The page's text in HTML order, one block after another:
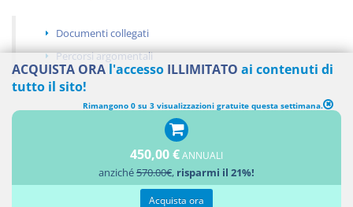
Documenti collegati
Percorsi argomentali
ACQUISTA ORA l'accesso ILLIMITATO ai contenuti di
tutto il sito!
Rimangono 0 su 3 visualizzazioni gratuite questa settimana.
450,00 €ANNUALI
anziché570.00€, risparmi il 21%!
Acquista ora